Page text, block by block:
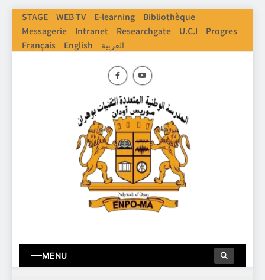
Skip
content
STAGE WEB TV E-learning
Bibliothèque
Messagerie
Intranet Researchgate U.C.I
Progres
Français
English العربية
MENU